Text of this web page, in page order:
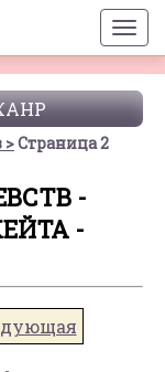
Страница 2
-
-